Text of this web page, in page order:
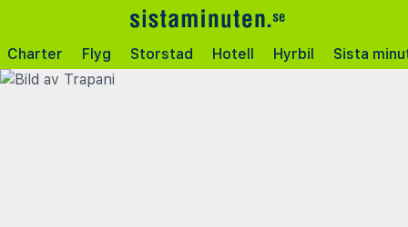
Charter Flyg Storstad Hotell Hyrbil Sista